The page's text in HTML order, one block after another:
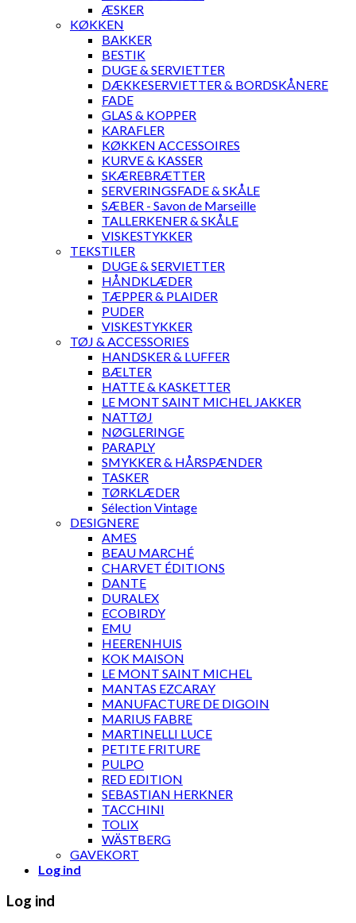
ÆSKER
KØKKEN
BAKKER
BESTIK
DUGE & SERVIETTER
DÆKKESERVIETTER & BORDSKÅNERE
FADE
GLAS & KOPPER
KARAFLER
KØKKEN ACCESSOIRES
KURVE & KASSER
SKÆREBRÆTTER
SERVERINGSFADE & SKÅLE
SÆBER - Savon de Marseille
TALLERKENER & SKÅLE
VISKESTYKKER
TEKSTILER
DUGE & SERVIETTER
HÅNDKLÆDER
TÆPPER & PLAIDER
PUDER
VISKESTYKKER
TØJ & ACCESSORIES
HANDSKER & LUFFER
BÆLTER
HATTE & KASKETTER
LE MONT SAINT MICHEL JAKKER
NATTØJ
NØGLERINGE
PARAPLY
SMYKKER & HÅRSPÆNDER
TASKER
TØRKLÆDER
Sélection Vintage
DESIGNERE
AMES
BEAU MARCHÉ
CHARVET ÉDITIONS
DANTE
DURALEX
ECOBIRDY
EMU
HEERENHUIS
KOK MAISON
LE MONT SAINT MICHEL
MANTAS EZCARAY
MANUFACTURE DE DIGOIN
MARIUS FABRE
MARTINELLI LUCE
PETITE FRITURE
PULPO
RED EDITION
SEBASTIAN HERKNER
TACCHINI
TOLIX
WÄSTBERG
GAVEKORT
Log ind
Log ind